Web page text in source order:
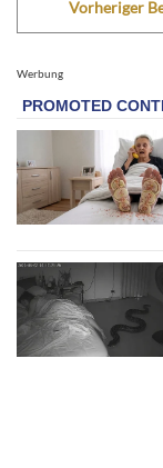
Vorheriger
Werbung